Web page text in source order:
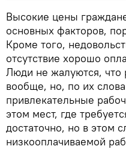
Высокие цены
основных факторов,
Кроме того,
отсутствие хорошо
Люди не жалуются, что
вообще, но, по их
привлекательные
этом мест, где
достаточно, но в этом
низкооплачиваемой